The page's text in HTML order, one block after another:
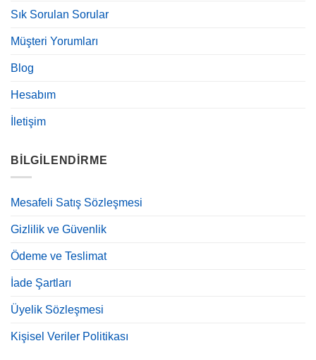
Sık Sorulan Sorular
Müşteri Yorumları
Blog
Hesabım
İletişim
BILGILENDIRME
Mesafeli Satış Sözleşmesi
Gizlilik ve Güvenlik
Ödeme ve Teslimat
İade Şartları
Üyelik Sözleşmesi
Kişisel Veriler Politikası